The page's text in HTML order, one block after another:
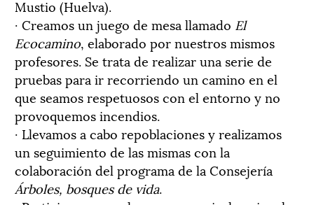
Mustio (Huelva).
· Creamos un juego de mesa llamado El
Ecocamino, elaborado por nuestros mismos
profesores. Se trata de realizar una serie de
pruebas para ir recorriendo un camino en el
que seamos respetuosos con el entorno y no
provoquemos incendios.
· Llevamos a cabo repoblaciones y realizamos
un seguimiento de las mismas con la
colaboración del programa de la Consejería
Árboles, bosques de vida.